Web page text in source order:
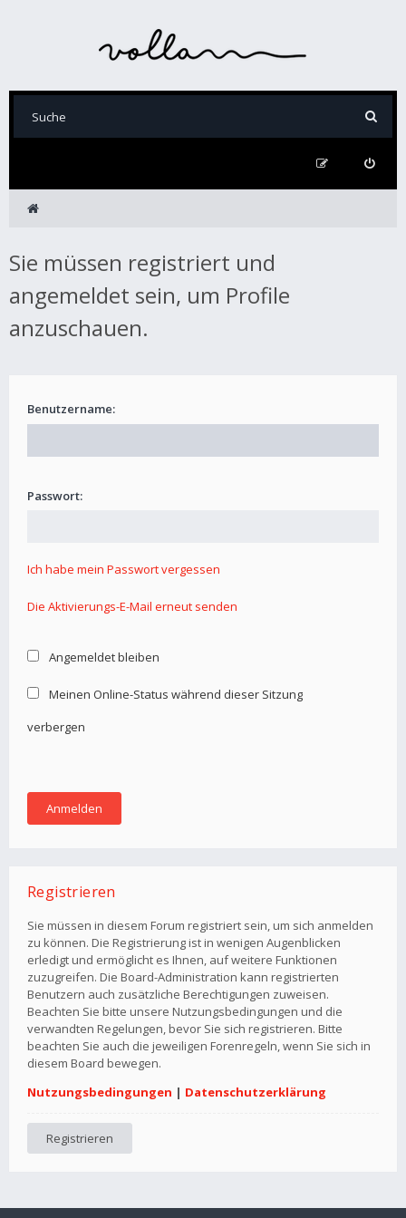
Sie müssen registriert und
angemeldet sein, um Profile
anzuschauen.
Benutzername:
Passwort:
Ich habe mein Passwort vergessen
Die Aktivierungs-E-Mail erneut senden
Angemeldet bleiben
Meinen Online-Status während dieser Sitzung
verbergen
Registrieren
Sie müssen in diesem Forum registriert sein, um sich anmelden
zu können. Die Registrierung ist in wenigen Augenblicken
erledigt und ermöglicht es Ihnen, auf weitere Funktionen
zuzugreifen. Die Board-Administration kann registrierten
Benutzern auch zusätzliche Berechtigungen zuweisen.
Beachten Sie bitte unsere Nutzungsbedingungen und die
verwandten Regelungen, bevor Sie sich registrieren. Bitte
beachten Sie auch die jeweiligen Forenregeln, wenn Sie sich in
diesem Board bewegen.
Nutzungsbedingungen | Datenschutzerklärung
Registrieren